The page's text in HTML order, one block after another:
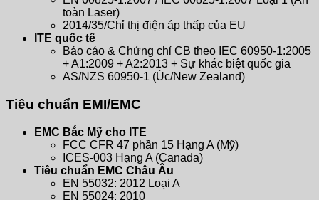
toàn Laser)
2014/35/Chỉ thị điện áp thấp của EU
ITE quốc tế
Báo cáo & Chứng chỉ CB theo IEC 60950-1:2005
+ A1:2009 + A2:2013 + Sự khác biệt quốc gia
AS/NZS 60950-1 (Úc/New Zealand)
Tiêu chuẩn EMI/EMC
EMC Bắc Mỹ cho ITE
FCC CFR 47 phần 15 Hạng A (Mỹ)
ICES-003 Hạng A (Canada)
Tiêu chuẩn EMC Châu Âu
EN 55032: 2012 Loại A
EN 55024: 2010